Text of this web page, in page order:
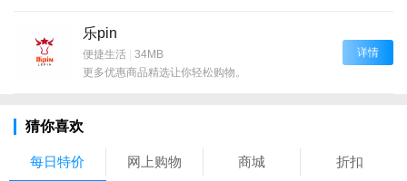
乐pin
便捷生活 | 34MB
更多优惠商品精选让你轻松购物。
详情
猜你喜欢
每日特价 网上购物 商城 折扣